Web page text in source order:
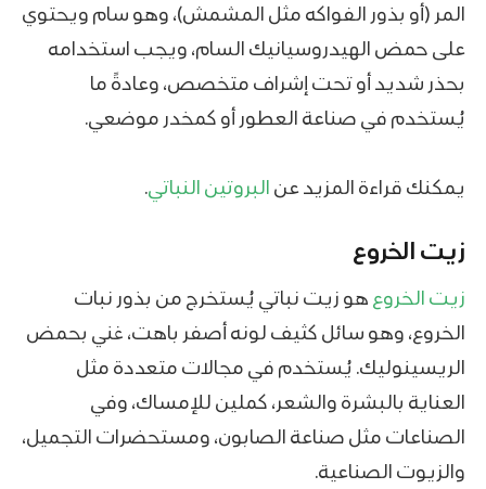
المر (أو بذور الفواكه مثل المشمش)، وهو سام ويحتوي
على حمض الهيدروسيانيك السام، ويجب استخدامه
بحذر شديد أو تحت إشراف متخصص، وعادةً ما
يُستخدم في صناعة العطور أو كمخدر موضعي.
يمكنك قراءة المزيد عن البروتين النباتي.
زيت الخروع
زيت الخروع هو زيت نباتي يُستخرج من بذور نبات
الخروع، وهو سائل كثيف لونه أصفر باهت، غني بحمض
الريسينوليك. يُستخدم في مجالات متعددة مثل
العناية بالبشرة والشعر، كملين للإمساك، وفي
الصناعات مثل صناعة الصابون، ومستحضرات التجميل،
والزيوت الصناعية.